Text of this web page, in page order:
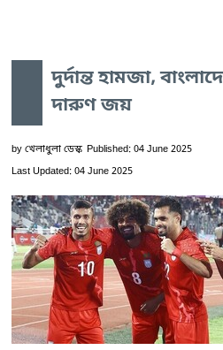
দুর্দান্ত হামজা,
দারুণ জয়
by খেলাধুলা ডেস্ক Published: 04 June 2025
Last Updated: 04 June 2025